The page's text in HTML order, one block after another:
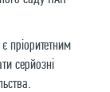
пріоритетним
серйозні